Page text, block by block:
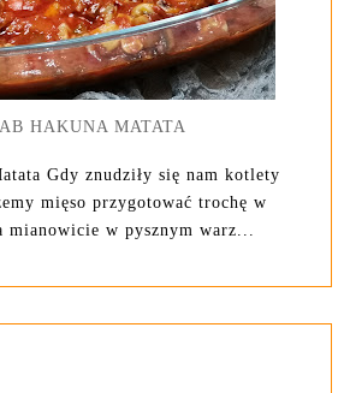
HAKUNA MATATA
Gdy znudziły się nam kotlety
mięso przygotować trochę w
mianowicie w pysznym warz...